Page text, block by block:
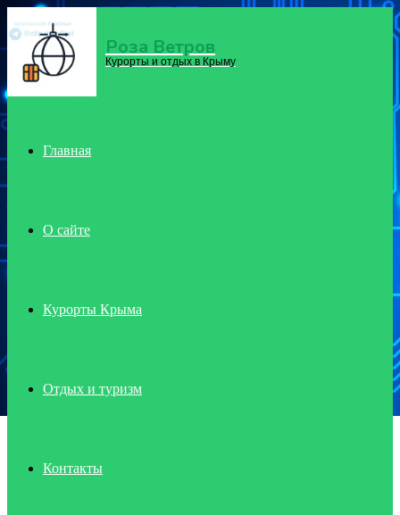
Menu Роза Ветров
Курорты и отдых в Крыму
Главная
О сайте
Курорты Крыма
Отдых и туризм
Контакты